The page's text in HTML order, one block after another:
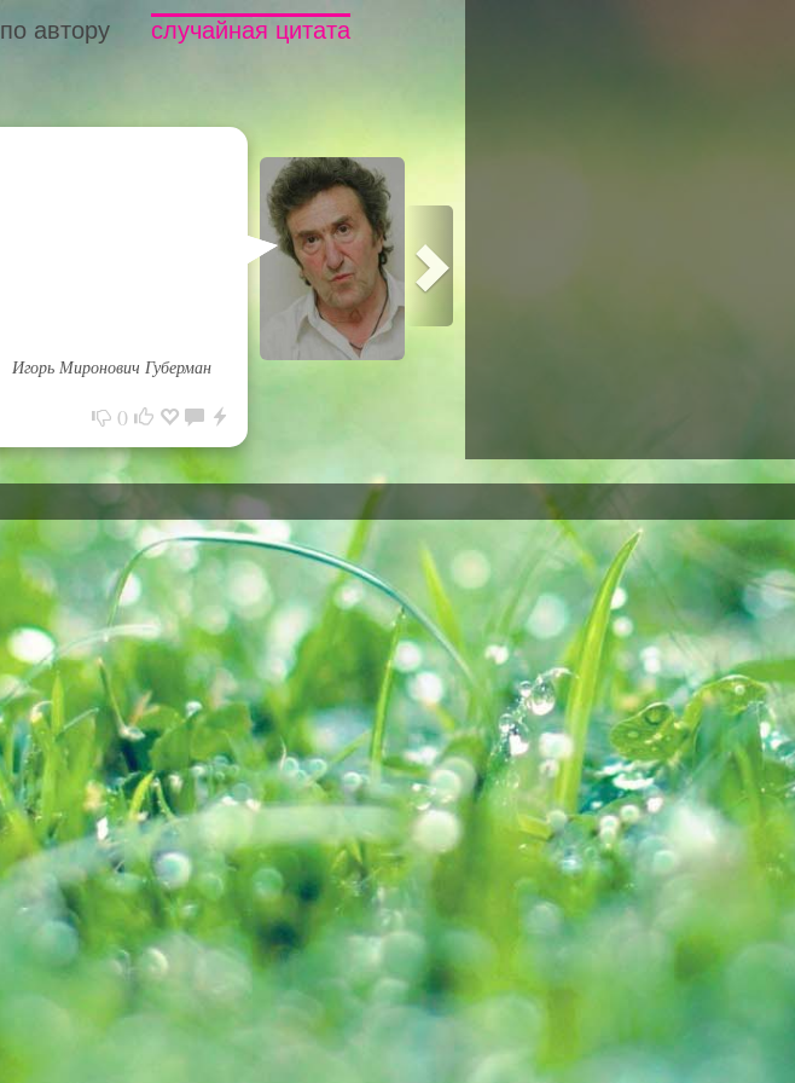
по автору случайная цитата
Игорь Миронович Губерман
0